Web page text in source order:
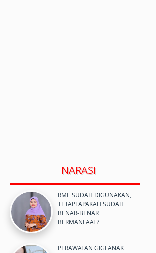
NARASI
RME SUDAH DIGUNAKAN,
TETAPI APAKAH SUDAH
BENAR-BENAR
BERMANFAAT?
PERAWATAN GIGI ANAK